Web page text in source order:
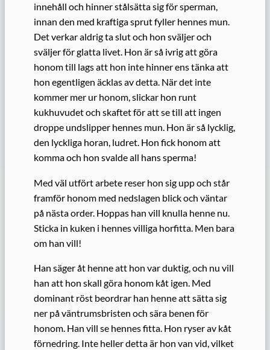
innehåll och hinner stålsätta sig för sperman,
innan den med kraftiga sprut fyller hennes mun.
Det verkar aldrig ta slut och hon sväljer och
sväljer för glatta livet. Hon är så ivrig att göra
honom till lags att hon inte hinner ens tänka att
hon egentligen äcklas av detta. När det inte
kommer mer ur honom, slickar hon runt
kukhuvudet och skaftet för att se till att ingen
droppe undslipper hennes mun. Hon är så lycklig,
den lyckliga horan, ludret. Hon fick honom att
komma och hon svalde all hans sperma!
Med väl utfört arbete reser hon sig upp och står
framför honom med nedslagen blick och väntar
på nästa order. Hoppas han vill knulla henne nu.
Sticka in kuken i hennes villiga horfitta. Men bara
om han vill!
Han säger åt henne att hon var duktig, och nu vill
han att hon skall göra honom kåt igen. Med
dominant röst beordrar han henne att sätta sig
ner på väntrumsbristen och sära benen för
honom. Han vill se hennes fitta. Hon ryser av kåt
förnedring. Inte heller detta är hon van vid, vilket